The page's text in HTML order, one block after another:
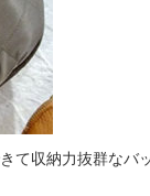
て収納力抜群なバ